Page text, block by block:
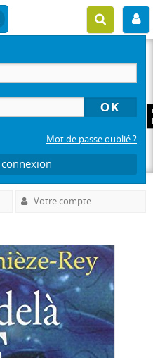
Mot de passe oublié ?
Votre compte